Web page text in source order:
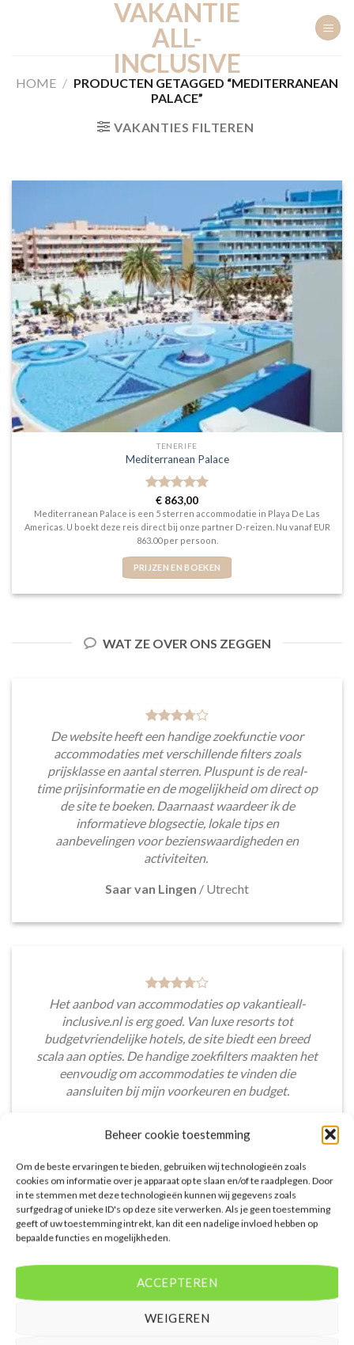
Beheer cookie toestemming
Om de beste ervaringen te bieden, gebruiken wij technologieën zoals
cookies om informatie over je apparaat op te slaan en/of te raadplegen. Door
in te stemmen met deze technologieën kunnen wij gegevens zoals
surfgedrag of unieke ID's op deze site verwerken. Als je geen toestemming
geeft of uw toestemming intrekt, kan dit een nadelige invloed hebben op
bepaalde functies en mogelijkheden.
ACCEPTEREN
WEIGEREN
VAKANTIE
ALL-
INCLUSIVE
HOME / PRODUCTEN GETAGGED “MEDITERRANEAN
PALACE”
VAKANTIES FILTEREN
TENERIFE
Mediterranean Palace
Gewaardeerd
5uit 5
€ 863,00
Mediterranean Palace is een 5 sterren accommodatie in Playa De Las
Americas. U boekt deze reis direct bij onze partner D-reizen. Nu vanaf EUR
863.00 per persoon.
PRIJZEN EN BOEKEN
WAT ZE OVER ONS ZEGGEN
De website heeft een handige zoekfunctie voor
accommodaties met verschillende filters zoals
prijsklasse en aantal sterren. Pluspunt is de real-
time prijsinformatie en de mogelijkheid om direct op
de site te boeken. Daarnaast waardeer ik de
informatieve blogsectie, lokale tips en
aanbevelingen voor bezienswaardigheden en
activiteiten.
Saar van Lingen / Utrecht
Het aanbod van accommodaties op vakantieall-
inclusive.nl is erg goed. Van luxe resorts tot
budgetvriendelijke hotels, de site biedt een breed
scala aan opties. De handige zoekfilters maakten het
eenvoudig om accommodaties te vinden die
aansluiten bij mijn voorkeuren en budget.
De aangeboden pakketreizen op de website zijn
gezinsvriendelijke vakanties. De pakketten
omvatten accommodatie, vluchten en transfer.
Daarnaast ben ik verrast door de rijke inhoud en